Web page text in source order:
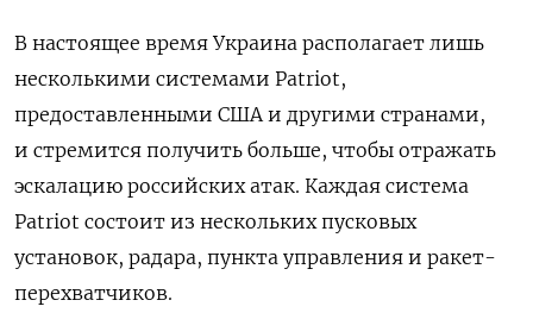
В настоящее время Украина располагает лишь
несколькими системами Patriot,
предоставленными США и другими странами,
и стремится получить больше, чтобы отражать
эскалацию российских атак. Каждая система
Patriot состоит из нескольких пусковых
установок, радара, пункта управления и ракет-
перехватчиков.